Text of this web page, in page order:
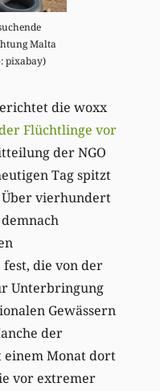
Malta
pixabay)
die woxx
Flüchtlinge vor
der NGO
Tag spitzt
vierhundert
die von der
Unterbringung
Gewässern
der
einem Monat dort
vor extremer